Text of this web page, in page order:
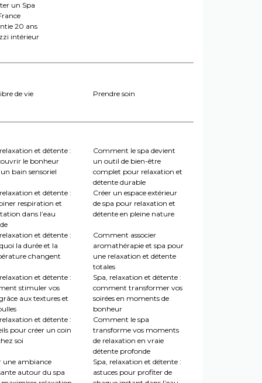
un Spa
20 ans
intérieur
de vie
Prendre soin
et détente :
le bonheur
bain sensoriel
Comment le spa devient
un outil de bien-être
complet pour relaxation et
détente durable
et détente :
respiration et
dans l’eau
Créer un espace extérieur
de spa pour relaxation et
détente en pleine nature
et détente :
la durée et la
changent
Comment associer
aromathérapie et spa pour
une relaxation et détente
totales
et détente :
stimuler vos
aux textures et
Spa, relaxation et détente :
comment transformer vos
soirées en moments de
bonheur
et détente :
pour créer un coin
soi
Comment le spa
transforme vos moments
de relaxation en vraie
détente profonde
une ambiance
autour du spa
Spa, relaxation et détente :
astuces pour profiter de